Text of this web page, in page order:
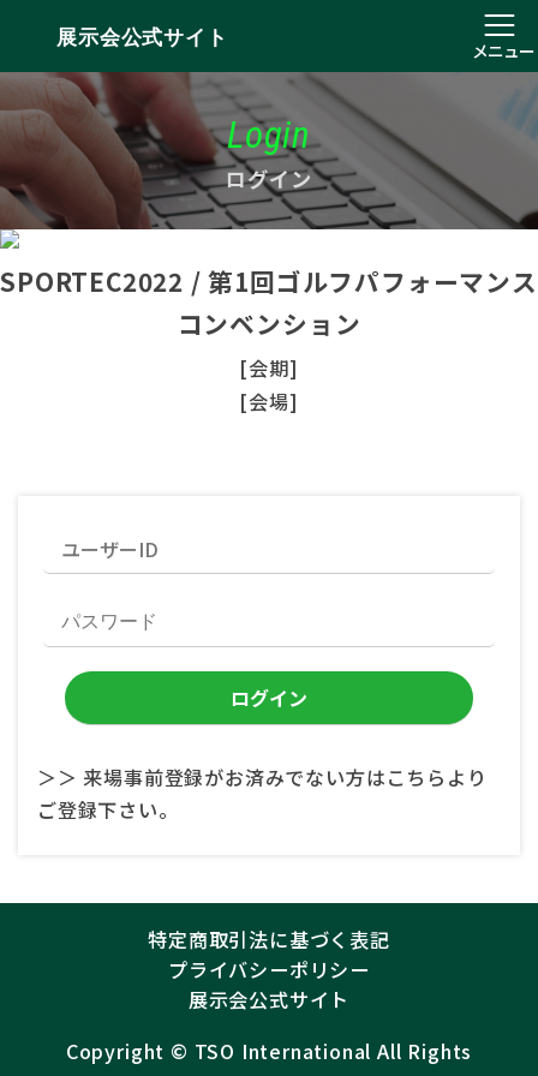
展示会公式サイト
メニュー
Login
ログイン
SPORTEC2022 / 第1回ゴルフパフォーマンス
コンベンション
[会期]
[会場]
＞＞ 来場事前登録がお済みでない方はこちらより
ご登録下さい。
特定商取引法に基づく表記
プライバシーポリシー
展示会公式サイト
Copyright ©︎ TSO International All Rights